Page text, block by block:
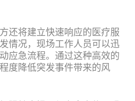
还将建立快速响应的医疗服
情况，现场工作人员可以迅
应急流程。通过这种高效的
度降低突发事件带来的风